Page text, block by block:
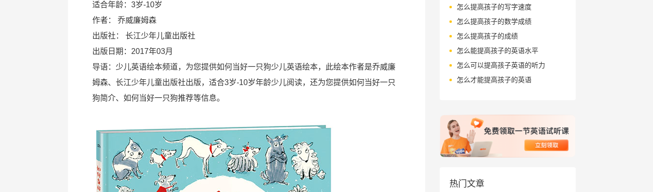
适合年龄：3岁-10岁
作者：
乔威廉姆森
出版社：
长江少年儿童出版社
出版日期：2017年03月
导语：少儿英语绘本频道，为您提供如何当好一只狗少儿英语绘本，此绘本作者是乔威廉
姆森、长江少年儿童出版社出版，适合3岁-10岁年龄少儿阅读，还为您提供如何当好一只
狗简介、如何当好一只狗推荐等信息。
怎么提高孩子的写字速度
怎么提高孩子的数学成绩
怎么提高孩子的成绩
怎么能提高孩子的英语水平
怎么可以提高孩子英语的听力
怎么才能提高孩子的英语
热门文章